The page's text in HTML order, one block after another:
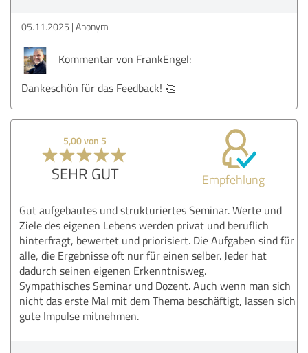
05.11.2025 Anonym
Kommentar von FrankEngel:
Dankeschön für das Feedback! 👏
5,00 von 5
SEHR GUT Empfehlung
Gut aufgebautes und strukturiertes Seminar. Werte und
Ziele des eigenen Lebens werden privat und beruflich
hinterfragt, bewertet und priorisiert. Die Aufgaben sind für
alle, die Ergebnisse oft nur für einen selber. Jeder hat
dadurch seinen eigenen Erkenntnisweg.
Sympathisches Seminar und Dozent. Auch wenn man sich
nicht das erste Mal mit dem Thema beschäftigt, lassen sich
gute Impulse mitnehmen.